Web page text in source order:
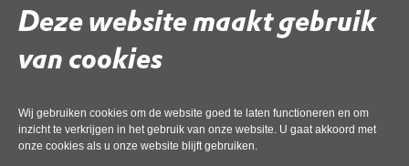
Deze website maakt gebruik
van cookies
Wij gebruiken cookies om de website goed te laten functioneren en om
inzicht te verkrijgen in het gebruik van onze website. U gaat akkoord met
onze cookies als u onze website blijft gebruiken.
Deel deze pagina